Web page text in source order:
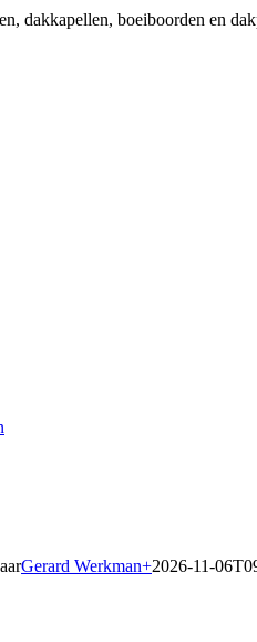
dakkapellen, boeiboorden en
Gerard Werkman+2026-11-